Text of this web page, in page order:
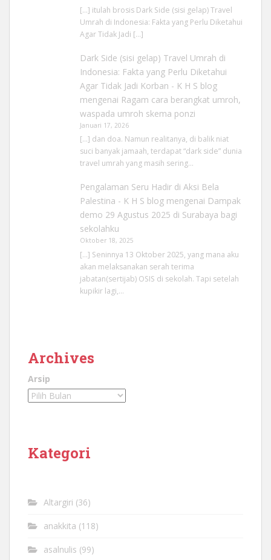
[…] itulah brosis Dark Side (sisi gelap) Travel
Umrah di Indonesia: Fakta yang Perlu Diketahui
Agar Tidak Jadi […]
Dark Side (sisi gelap) Travel Umrah di
Indonesia: Fakta yang Perlu Diketahui
Agar Tidak Jadi Korban - K H S blog
mengenai Ragam cara berangkat umroh,
waspada umroh skema ponzi
Januari 17, 2026
[…] dan doa. Namun realitanya, di balik niat
suci banyak jamaah, terdapat “dark side” dunia
travel umrah yang masih sering…
Pengalaman Seru Hadir di Aksi Bela
Palestina - K H S blogmengenai Dampak
demo 29 Agustus 2025 di Surabaya bagi
sekolahku
Oktober 18, 2025
[…] Seninnya 13 Oktober 2025, yang mana aku
akan melaksanakan serah terima
jabatan(sertijab) OSIS di sekolah. Tapi setelah
kupikir lagi,…
Archives
Arsip
Kategori
Altargiri (36)
anakkita (118)
asalnulis (99)